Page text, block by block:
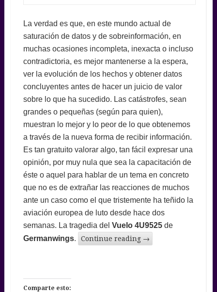
La verdad es que, en este mundo actual de
saturación de datos y de sobreinformación, en
muchas ocasiones incompleta, inexacta o incluso
contradictoria, es mejor mantenerse a la espera,
ver la evolución de los hechos y obtener datos
concluyentes antes de hacer un juicio de valor
sobre lo que ha sucedido. Las catástrofes, sean
grandes o pequeñas (según para quien),
muestran lo mejor y lo peor de lo que obtenemos
a través de la nueva forma de recibir información.
Es tan gratuito valorar algo, tan fácil expresar una
opinión, por muy nula que sea la capacitación de
éste o aquel para hablar de un tema en concreto
que no es de extrañar las reacciones de muchos
ante un caso como el que tristemente ha teñido la
aviación europea de luto desde hace dos
semanas. La tragedia del Vuelo 4U9525de
Germanwings. Continue reading →
Comparte esto: